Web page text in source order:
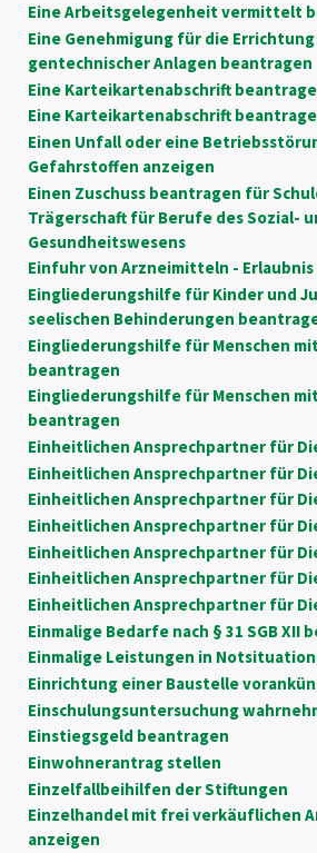
Eine Arbeitsgelegenheit vermittelt
Eine Genehmigung für die
gentechnischer Anlagen beantragen
Eine Karteikartenabschrift
Eine Karteikartenabschrift
Einen Unfall oder eine
Gefahrstoffen anzeigen
Einen Zuschuss beantragen für
Trägerschaft für Berufe des Sozial-
Gesundheitswesens
Einfuhr von Arzneimitteln -
Eingliederungshilfe für Kinder und
seelischen Behinderungen
Eingliederungshilfe für Menschen
beantragen
Eingliederungshilfe für Menschen
beantragen
Einheitlichen Ansprechpartner für
Einheitlichen Ansprechpartner für
Einheitlichen Ansprechpartner für
Einheitlichen Ansprechpartner für
Einheitlichen Ansprechpartner für
Einheitlichen Ansprechpartner für
Einheitlichen Ansprechpartner für
Einmalige Bedarfe nach § 31 SGB XII
Einmalige Leistungen in
Einrichtung einer Baustelle
Einschulungsuntersuchung
Einstiegsgeld beantragen
Einwohnerantrag stellen
Einzelfallbeihilfen der Stiftungen
Einzelhandel mit frei verkäuflichen
anzeigen